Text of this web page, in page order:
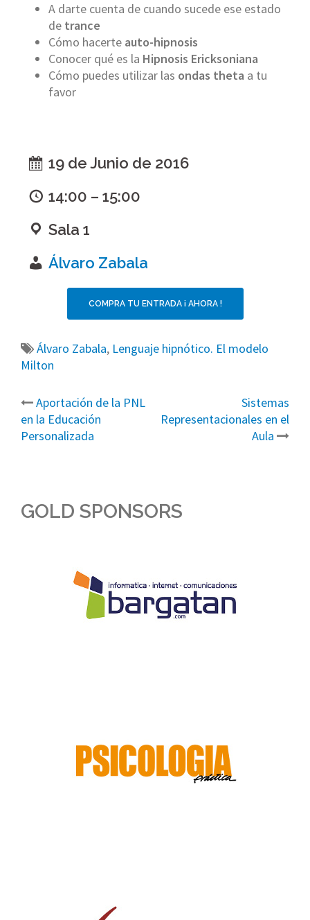
A darte cuenta de cuando sucede ese estado
de trance
Cómo hacerte auto-hipnosis
Conocer qué es la Hipnosis Ericksoniana
Cómo puedes utilizar las ondas theta a tu
favor
19 de Junio de 2016
14:00 – 15:00
Sala 1
Álvaro Zabala
COMPRA TU ENTRADA ¡ AHORA !
Álvaro Zabala, Lenguaje hipnótico. El modelo
Milton
Post
navigation
Aportación de la PNL
en la Educación
Personalizada
Sistemas
Representacionales en el
Aula
GOLD SPONSORS